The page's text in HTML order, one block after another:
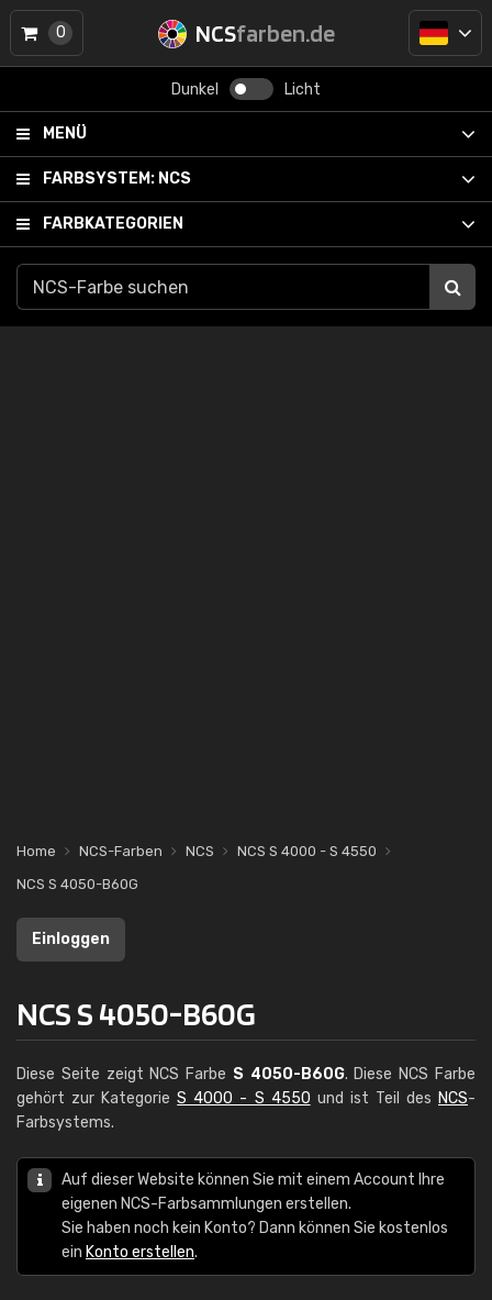
NCSfarben.de
Dunkel Licht
MENÜ
FARBSYSTEM: NCS
FARBKATEGORIEN
0
Home NCS-Farben NCS
NCS S 4000 - S 4550
NCS S 4050-B60G
Einloggen
NCS S 4050-B60G
Diese Seite zeigt NCS Farbe S 4050-B60G. Diese NCS Farbe
gehört zur KategorieS 4000 - S 4550 und ist Teil des NCS-
Farbsystems.
Auf dieser Website können Sie mit einem Account Ihre
eigenen NCS-Farbsammlungen erstellen.
Sie haben noch kein Konto? Dann können Sie kostenlos
ein Konto erstellen.